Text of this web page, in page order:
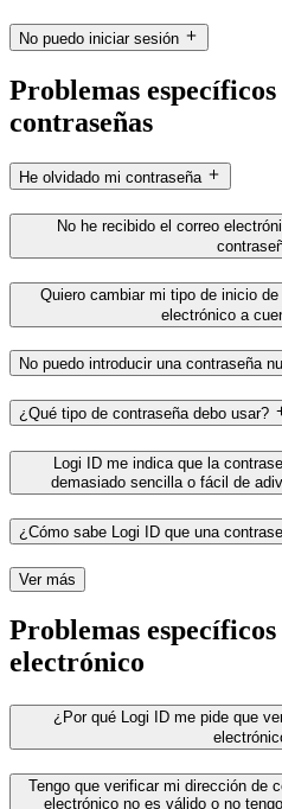
No puedo iniciar sesión
Problemas
contraseñas
He olvidado mi contraseña
No he recibido el correo
Quiero cambiar mi tipo de inicio
electrónico a
No puedo introducir una contraseña
¿Qué tipo de contraseña debo usar?
Logi ID me indica que la
demasiado sencilla o fácil de
¿Cómo sabe Logi ID que una
Ver más
Problemas
electrónico
¿Por qué Logi ID me pide que
Tengo que verificar mi dirección de
electrónico no es válido o no